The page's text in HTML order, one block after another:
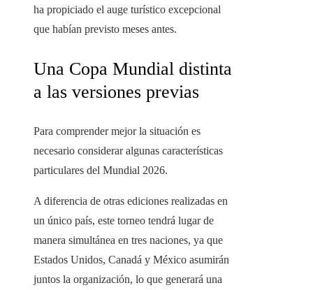
ha propiciado el auge turístico excepcional
que habían previsto meses antes.
Una Copa Mundial distinta
a las versiones previas
Para comprender mejor la situación es
necesario considerar algunas características
particulares del Mundial 2026.
A diferencia de otras ediciones realizadas en
un único país, este torneo tendrá lugar de
manera simultánea en tres naciones, ya que
Estados Unidos, Canadá y México asumirán
juntos la organización, lo que generará una